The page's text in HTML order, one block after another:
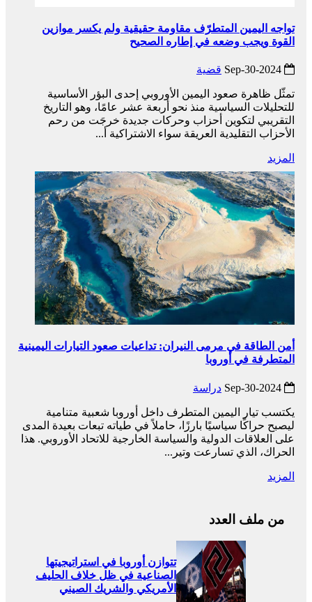
تواجه اليمين المتطرّف مقاومة حقيقية ولم يكسر موازين
القوة ويجب وضعه في إطاره الصحيح
قضية
تمثّل ظاهرة صعود اليمين الأوروبي إحدى البؤر الأساسية
للتحليلات السياسية منذ نحو أربعة عشر عامًا، وهو التاريخ
التقريبي لتكوين أحزاب وحركات جديدة خرجَت من رحم
الأحزاب التقليدية العريقة سواء الاشتراكية أ...
المزيد
أمن الطاقة في مرمى النيران: تداعيات صعود التيارات اليمينية
المتطرفة في أوروبا
دراسة
يكتسب تيار اليمين المتطرف داخل أوروبا شعبية متنامية
ليصبح حراكًا سياسيًا بارزًا، حاملاً في طياته تبعات بعيدة المدى
على العلاقات الدولية والسياسة الخارجية للاتحاد الأوروبي. هذا
الحراك، الذي تسارعت وتير...
المزيد
من ملف العدد
تتوازن أوروبا في استراتيجيتها
الصناعية في ظل خلاف الحليف
الأمريكي والشريك الصيني